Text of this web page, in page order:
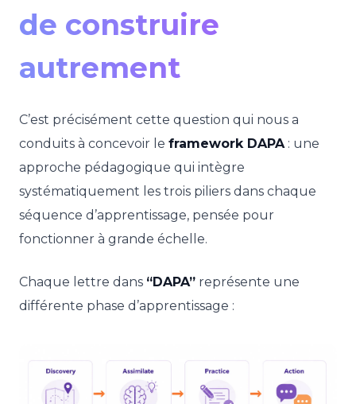
de construire
autrement
C’est précisément cette question qui nous a
conduits à concevoir le framework DAPA : une
approche pédagogique qui intègre
systématiquement les trois piliers dans chaque
séquence d’apprentissage, pensée pour
fonctionner à grande échelle.
Chaque lettre dans “DAPA” représente une
différente phase d’apprentissage :